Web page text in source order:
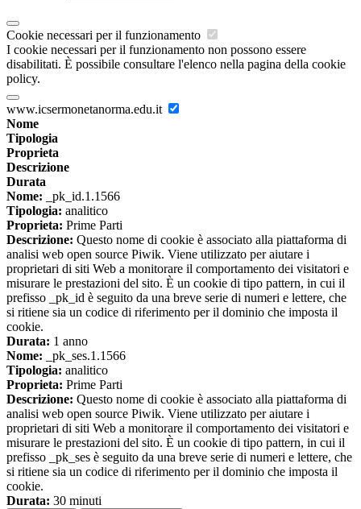
Cookie necessari per il funzionamento
I cookie necessari per il funzionamento non possono essere
disabilitati. È possibile consultare l'elenco nella pagina della cookie
policy.
www.icsermonetanorma.edu.it
Nome
Tipologia
Proprieta
Descrizione
Durata
Nome: _pk_id.1.1566
Tipologia: analitico
Proprieta: Prime Parti
Descrizione: Questo nome di cookie è associato alla piattaforma di
analisi web open source Piwik. Viene utilizzato per aiutare i
proprietari di siti Web a monitorare il comportamento dei visitatori e
misurare le prestazioni del sito. È un cookie di tipo pattern, in cui il
prefisso _pk_id è seguito da una breve serie di numeri e lettere, che
si ritiene sia un codice di riferimento per il dominio che imposta il
cookie.
Durata: 1 anno
Nome: _pk_ses.1.1566
Tipologia: analitico
Proprieta: Prime Parti
Descrizione: Questo nome di cookie è associato alla piattaforma di
analisi web open source Piwik. Viene utilizzato per aiutare i
proprietari di siti Web a monitorare il comportamento dei visitatori e
misurare le prestazioni del sito. È un cookie di tipo pattern, in cui il
prefisso _pk_ses è seguito da una breve serie di numeri e lettere, che
si ritiene sia un codice di riferimento per il dominio che imposta il
cookie.
Durata: 30 minuti